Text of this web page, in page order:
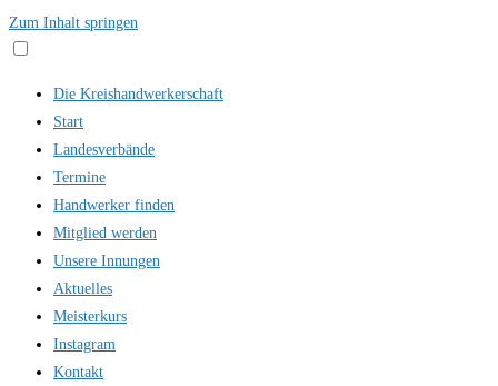
Zum Inhalt springen
Die Kreishandwerkerschaft
Start
Landesverbände
Termine
Handwerker finden
Mitglied werden
Unsere Innungen
Aktuelles
Meisterkurs
Instagram
Kontakt